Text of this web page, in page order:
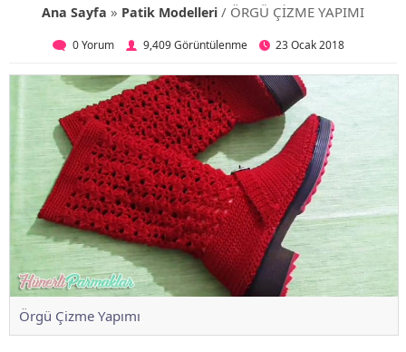
Ana Sayfa » Patik Modelleri / ÖRGÜ ÇİZME YAPIMI
0 Yorum 9,409 Görüntülenme 23 Ocak 2018
Örgü Çizme Yapımı